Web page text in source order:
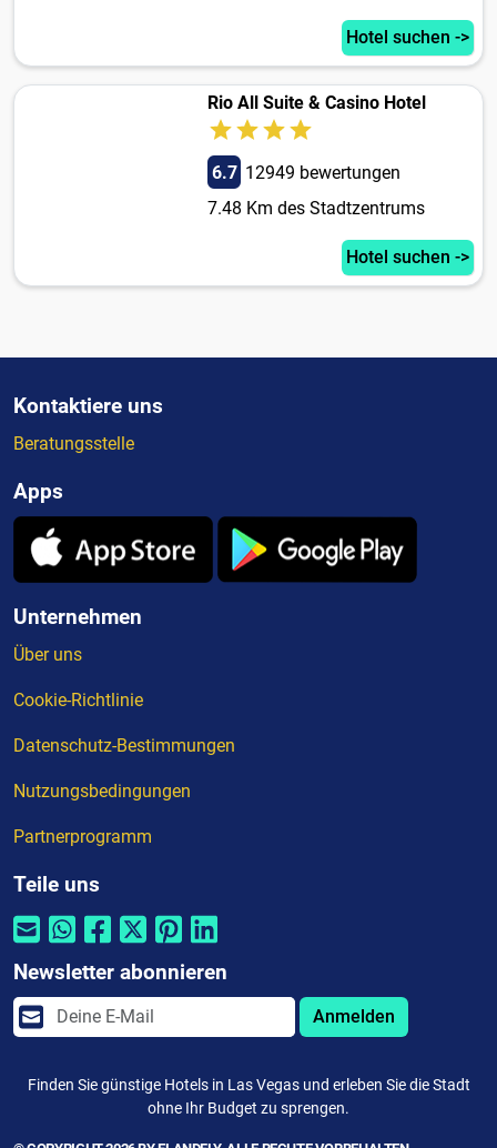
Hotel suchen ->
Rio All Suite & Casino Hotel
6.7 12949 bewertungen
7.48 Km des Stadtzentrums
Hotel suchen ->
Kontaktiere uns
Beratungsstelle
Apps
Unternehmen
Über uns
Cookie-Richtlinie
Datenschutz-Bestimmungen
Nutzungsbedingungen
Partnerprogramm
Teile uns
Newsletter abonnieren
Anmelden
Finden Sie günstige Hotels in Las Vegas und erleben Sie die Stadt
ohne Ihr Budget zu sprengen.